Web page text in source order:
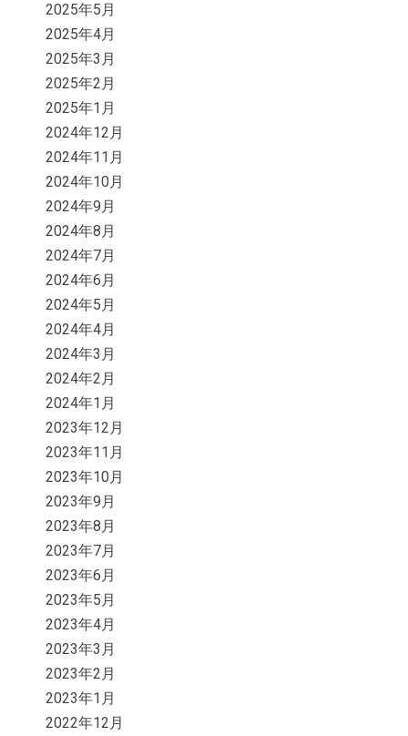
2025年5月
2025年4月
2025年3月
2025年2月
2025年1月
2024年12月
2024年11月
2024年10月
2024年9月
2024年8月
2024年7月
2024年6月
2024年5月
2024年4月
2024年3月
2024年2月
2024年1月
2023年12月
2023年11月
2023年10月
2023年9月
2023年8月
2023年7月
2023年6月
2023年5月
2023年4月
2023年3月
2023年2月
2023年1月
2022年12月